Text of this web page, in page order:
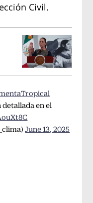
Civil.
en el
June 13, 2025